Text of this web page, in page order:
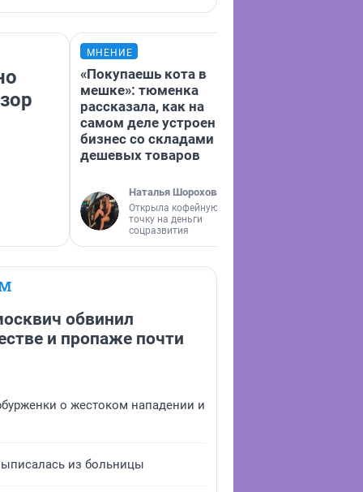
МНЕНИЕ
«Покупаешь кота в
мешке»: тюменка
рассказала, как на
самом деле устроен
бизнес со складами
дешевых товаров
Наталья Шорохова
Открыла кофейную
точку на деньги
соцразвития
обвинил
и пропаже почти
о жестоком нападении и
из больницы